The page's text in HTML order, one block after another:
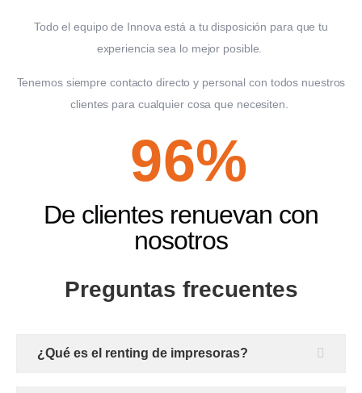
Todo el equipo de Innova está a tu disposición para que tu
experiencia sea lo mejor posible.
Tenemos siempre contacto directo y personal con todos nuestros
clientes para cualquier cosa que necesiten.
96%
De clientes renuevan con
nosotros
Preguntas frecuentes
¿Qué es el renting de impresoras?